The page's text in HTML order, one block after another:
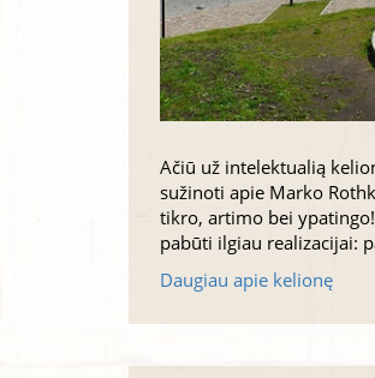
Ačiū už intelektualią
sužinoti apie Marko
tikro, artimo bei
pabūti ilgiau realizacijai:
Daugiau apie kelionę